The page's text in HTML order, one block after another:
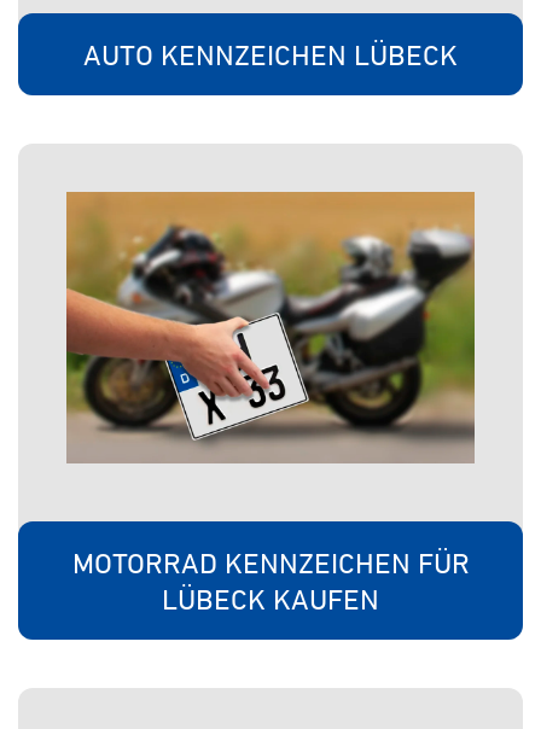
AUTO KENNZEICHEN LÜBECK
MOTORRAD KENNZEICHEN FÜR
LÜBECK KAUFEN